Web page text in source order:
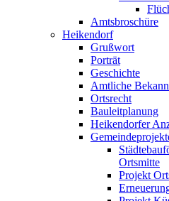
Amtsbroschüre
Heikendorf
Grußwort
Porträt
Geschichte
Amtliche
Ortsrecht
Bauleitplanung
Heikendorfer
Ortsmitte
Projekt